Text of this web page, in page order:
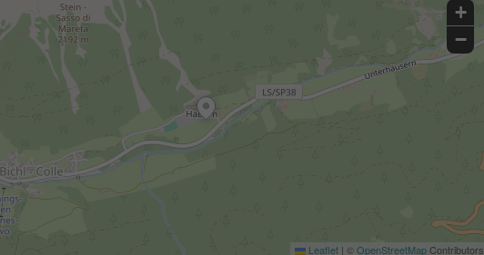
+
−
Leaflet | ©OpenStreetMapContributors